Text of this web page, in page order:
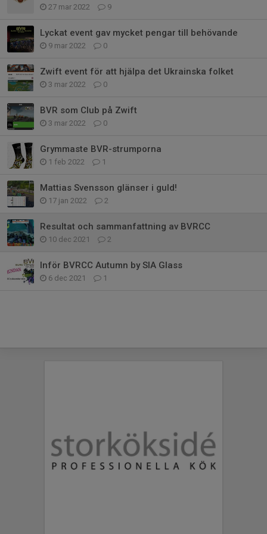
27 mar 2022 9
Lyckat event gav mycket pengar till behövande
9 mar 2022 0
Zwift event för att hjälpa det Ukrainska folket
3 mar 2022 0
BVR som Club på Zwift
3 mar 2022 0
Grymmaste BVR-strumporna
1 feb 2022 1
Mattias Svensson glänser i guld!
17 jan 2022 2
Resultat och sammanfattning av BVRCC
10 dec 2021 2
Inför BVRCC Autumn by SIA Glass
6 dec 2021 1